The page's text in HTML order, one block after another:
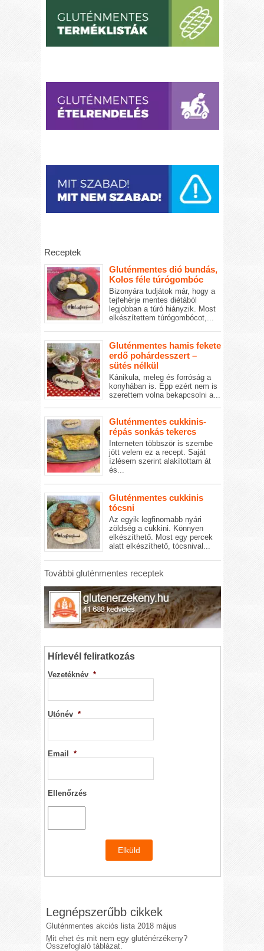
Receptek
Gluténmentes dió bundás,
Kolos féle túrógombóc
Bizonyára tudjátok már, hogy a
tejfehérje mentes diétából
legjobban a túró hiányzik. Most
elkészítettem túrógombócot,...
Gluténmentes hamis fekete
erdő pohárdesszert –
sütés nélkül
Kánikula, meleg és forróság a
konyhában is. Épp ezért nem is
szerettem volna bekapcsolni a...
Gluténmentes cukkinis-
répás sonkás tekercs
Interneten többször is szembe
jött velem ez a recept. Saját
ízlésem szerint alakítottam át
és...
Gluténmentes cukkinis
tócsni
Az egyik legfinomabb nyári
zöldség a cukkini. Könnyen
elkészíthető. Most egy percek
alatt elkészíthető, tócsnival...
További gluténmentes receptek
Hírlevél feliratkozás
Vezetéknév *
Utónév *
Email *
Ellenőrzés
Legnépszerűbb cikkek
Gluténmentes akciós lista 2018 május
Mit ehet és mit nem egy gluténérzékeny?
Összefoglaló táblázat.